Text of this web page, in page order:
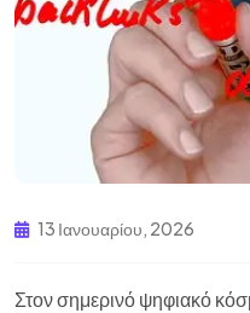
13 Ιανουαρίου, 2026
Στον σημερινό ψηφιακό